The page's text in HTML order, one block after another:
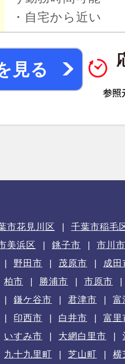
・自宅から近い
見る
市花見川区
千葉市稲毛
美浜区 銚子市
市川市
野田市 茂原市
成田
柏市 勝浦市
市原市
鎌ケ谷市 君津市
富
印西市 白井市
富里
いすみ市 大網白里市
九十九里町 芝山町
横